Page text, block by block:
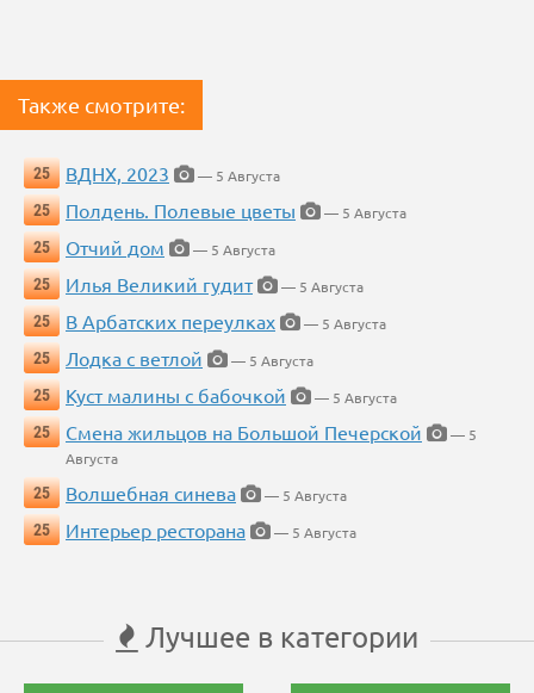
Также смотрите:
25 ВДНХ, 2023
— 5 Августа
25
Полдень. Полевые цветы
— 5 Августа
25
Отчий дом
— 5 Августа
25
Илья Великий гудит
— 5 Августа
25
В Арбатских переулках
— 5 Августа
25
Лодка с ветлой
— 5 Августа
25
Куст малины с бабочкой
— 5 Августа
25
Смена жильцов на Большой Печерской
— 5
Августа
25
Волшебная синева
— 5 Августа
25
Интерьер ресторана — 5 Августа
Лучшее в категории